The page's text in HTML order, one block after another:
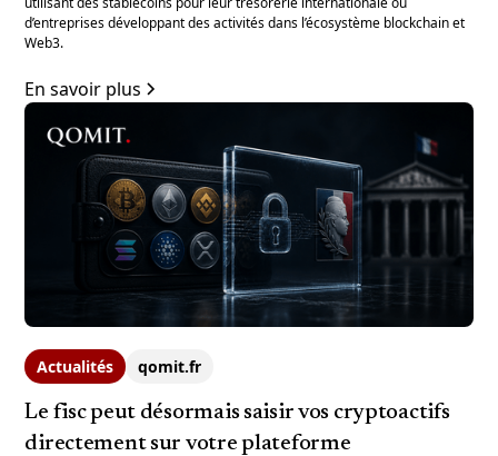
d’entreprises développant des activités dans l’écosystème blockchain et
Web3.
En savoir plus
Actualités qomit.fr
Le fisc peut désormais saisir vos cryptoactifs
directement sur votre plateforme